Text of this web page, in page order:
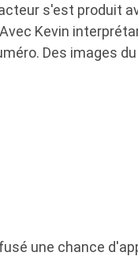
s'est produit
Kevin
Des images
une chance